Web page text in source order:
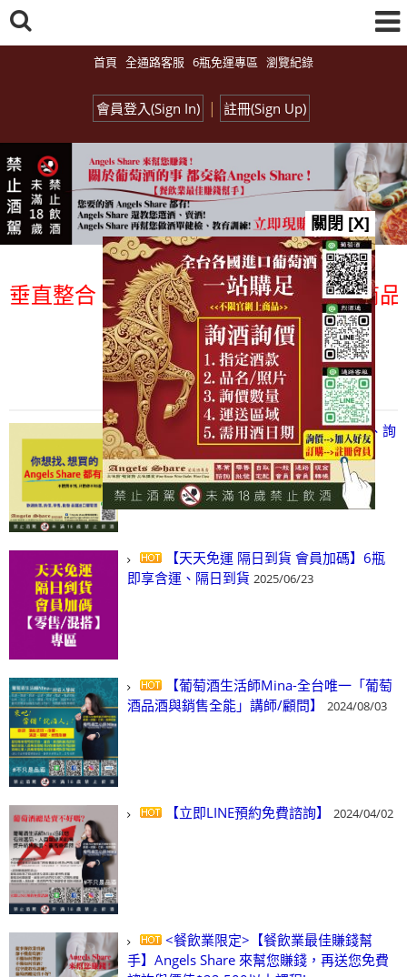
首頁 全通路客服 6瓶免運專區 瀏覽紀錄
會員登入(Sign In) | 註冊(Sign Up)
整合、一次購足」各國進口酒類商品 專
總覽-促銷&活動
all events
【凡酒問Angels Share】線上選酒、詢
(尋)酒、詢價、零售、批發，看這裡!
2024/03/01
【天天免運 隔日到貨 會員加碼】6瓶
即享含運、隔日到貨 2025/06/23
【葡萄酒生活師Mina-全台唯一「葡萄
酒品酒與銷售全能」講師/顧問】
2024/08/03
【立即LINE預約免費諮詢】 2024/04/02
<餐飲業限定>【餐飲業最佳賺錢幫
手】Angels Share 來幫您賺錢，再送您免費
關閉 [X]